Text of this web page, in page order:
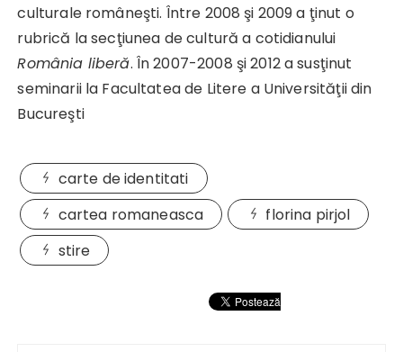
culturale româneşti. Între 2008 şi 2009 a ţinut o
rubrică la secţiunea de cultură a cotidianului
România liberă. În 2007-2008 şi 2012 a susţinut
seminarii la Facultatea de Litere a Universităţii din
Bucureşti
carte de identitati
cartea romaneasca
florina pirjol
stire